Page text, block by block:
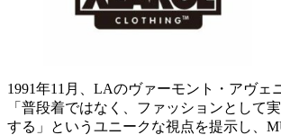
1991年11月、LAのヴァーモント・アヴェ
「普段着ではなく、ファッションとして
する」というユニークな視点を提示し、